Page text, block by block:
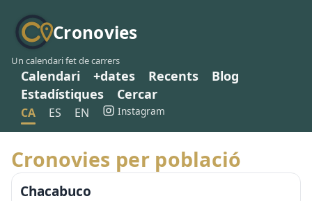
Cronovies
Un calendari fet de carrers
Calendari +dates Recents
Blog
Estadístiques
Cercar
CA ES EN Instagram
Cronovies per població
Chacabuco